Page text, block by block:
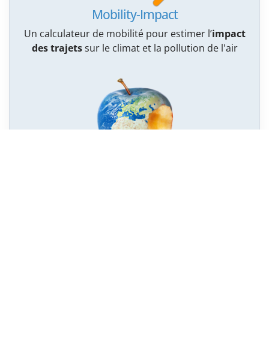
Mobility-Impact
Un calculateur de mobilité pour estimer l’impact
des trajetssur le climat et la pollution de l'air